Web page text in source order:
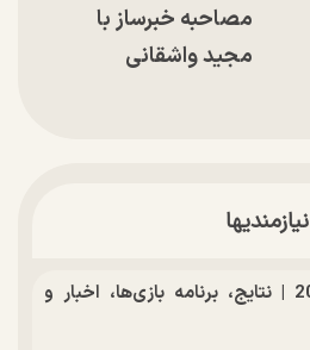
مصاحبه خبرساز با
مجید واشقانی
نیازمندیها
جدول جام جهانی 2026 | نتایج، برنامه بازی‌ها، اخبار و